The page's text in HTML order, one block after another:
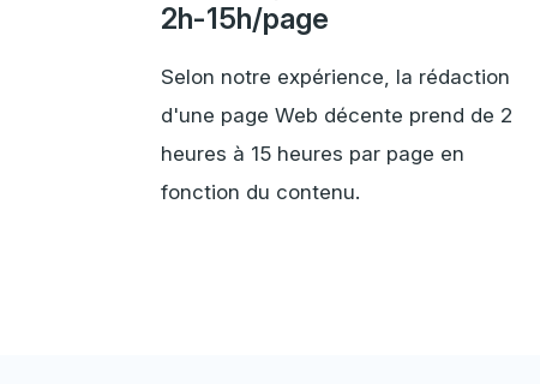
2h-15h/page
Selon notre expérience, la rédaction
d'une page Web décente prend de 2
heures à 15 heures par page en
fonction du contenu.